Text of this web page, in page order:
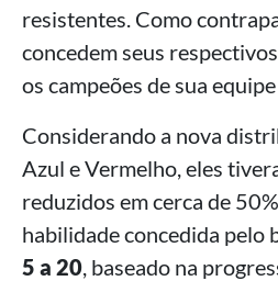
resistentes. Como
concedem seus
os campeões de sua
Considerando a nova
Azul e Vermelho, eles
reduzidos em cerca de
habilidade concedida pelo
5 a 20 , baseado na